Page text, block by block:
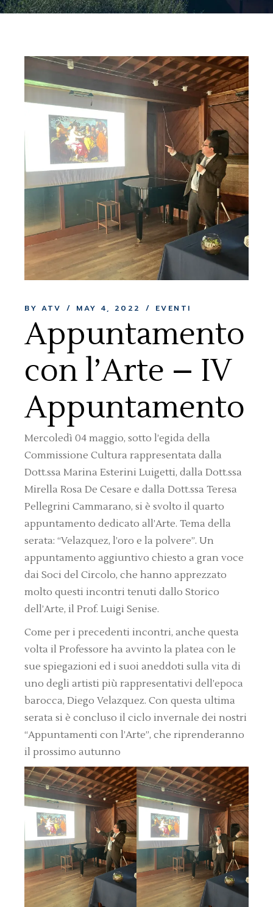
BY ATV MAY 4, 2022 EVENTI
Appuntamento
con l’Arte – IV
Appuntamento
Mercoledì 04 maggio, sotto l’egida della
Commissione Cultura rappresentata dalla
Dott.ssa Marina Esterini Luigetti, dalla Dott.ssa
Mirella Rosa De Cesare e dalla Dott.ssa Teresa
Pellegrini Cammarano, si è svolto il quarto
appuntamento dedicato all’Arte. Tema della
serata: “Velazquez, l’oro e la polvere”. Un
appuntamento aggiuntivo chiesto a gran voce
dai Soci del Circolo, che hanno apprezzato
molto questi incontri tenuti dallo Storico
dell’Arte, il Prof. Luigi Senise.
Come per i precedenti incontri, anche questa
volta il Professore ha avvinto la platea con le
sue spiegazioni ed i suoi aneddoti sulla vita di
uno degli artisti più rappresentativi dell’epoca
barocca, Diego Velazquez. Con questa ultima
serata si è concluso il ciclo invernale dei nostri
“Appuntamenti con l’Arte”, che riprenderanno
il prossimo autunno